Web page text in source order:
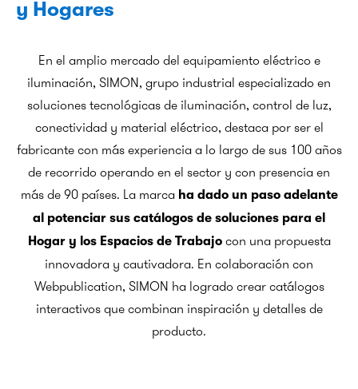
y Hogares
En el amplio mercado del equipamiento eléctrico e
iluminación, SIMON, grupo industrial especializado en
soluciones tecnológicas de iluminación, control de luz,
conectividad y material eléctrico, destaca por ser el
fabricante con más experiencia a lo largo de sus 100 años
de recorrido operando en el sector y con presencia en
más de 90 países. La marca ha dado un paso adelante
al potenciar sus catálogos de soluciones para el
Hogar y los Espacios de Trabajocon una propuesta
innovadora y cautivadora. En colaboración con
Webpublication, SIMON ha logrado crear catálogos
interactivos que combinan inspiración y detalles de
producto.